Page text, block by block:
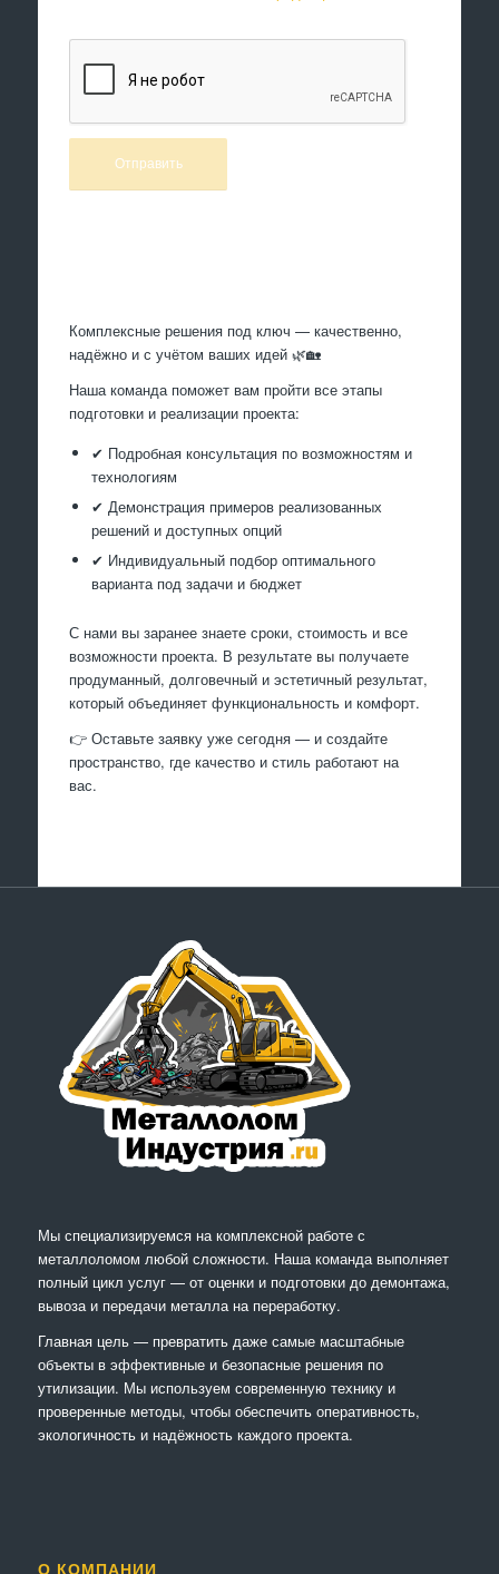
Комплексные решения под ключ — качественно,
надёжно и с учётом ваших идей 🌿🏡
Наша команда поможет вам пройти все этапы
подготовки и реализации проекта:
✔ Подробная консультация по возможностям и
технологиям
✔ Демонстрация примеров реализованных
решений и доступных опций
✔ Индивидуальный подбор оптимального
варианта под задачи и бюджет
С нами вы заранее знаете сроки, стоимость и все
возможности проекта. В результате вы получаете
продуманный, долговечный и эстетичный результат,
который объединяет функциональность и комфорт.
👉 Оставьте заявку уже сегодня — и создайте
пространство, где качество и стиль работают на
вас.
Мы специализируемся на комплексной работе с
металлоломом любой сложности. Наша команда выполняет
полный цикл услуг — от оценки и подготовки до демонтажа,
вывоза и передачи металла на переработку.
Главная цель — превратить даже самые масштабные
объекты в эффективные и безопасные решения по
утилизации. Мы используем современную технику и
проверенные методы, чтобы обеспечить оперативность,
экологичность и надёжность каждого проекта.
О КОМПАНИИ